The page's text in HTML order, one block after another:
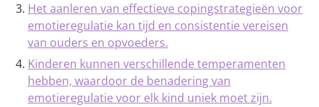
Het aanleren van effectieve copingstrategieën voor
emotieregulatie kan tijd en consistentie vereisen
van ouders en opvoeders.
Kinderen kunnen verschillende temperamenten
hebben, waardoor de benadering van
emotieregulatie voor elk kind uniek moet zijn.